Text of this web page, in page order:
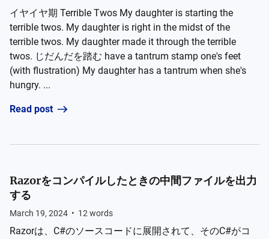
イヤイヤ期 Terrible Twos My daughter is starting the
terrible twos. My daughter is right in the midst of the
terrible twos. My daughter made it through the terrible
twos. じだんだを踏む have a tantrum stamp one's feet
(with flustration) My daughter has a tantrum when she's
hungry. ...
Read post
Razorをコンパイルしたときの中間ファイルを出力
する
March 19, 2024 • 12 words
Razorは、C#のソースコードに展開されて、そのC#がコ